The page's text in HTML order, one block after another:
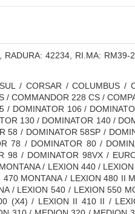
42234, RI.MA: RM39-
/ CORSAR / COLUMBUS /
/ COMMANDOR 228 CS /
/ DOMINATOR 106 /
130 / DOMINATOR 140 /
58 / DOMINATOR 58SP /
78 / DOMINATOR 80 /
98 / DOMINATOR 98VX /
/ LEXION 440 /
MONTANA / LEXION 480 II
/ LEXION 540 / LEXION 550
(X4) / LEXION II 410 II /